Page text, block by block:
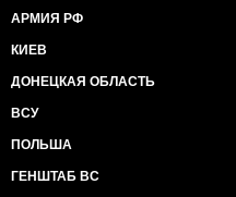
АРМИЯ РФ
КИЕВ
ДОНЕЦКАЯ ОБЛАСТЬ
ВСУ
ПОЛЬША
ГЕНШТАБ ВС